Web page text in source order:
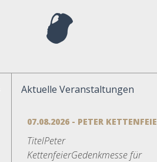
Aktuelle Veranstaltungen
07.08.2026 - PETER
TitelPeter
KettenfeierGedenkmesse für